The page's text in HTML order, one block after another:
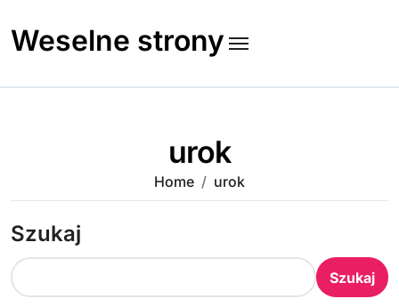
to
content
Weselne strony
urok
Home urok
Szukaj
Szukaj